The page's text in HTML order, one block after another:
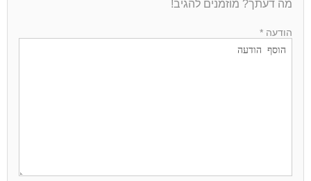
מה דעתך? מוזמנים להגיב!
הודעה *